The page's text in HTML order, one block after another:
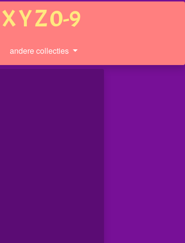
XYZ0-9
andere collecties